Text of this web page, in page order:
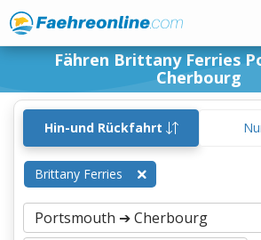
Fähren Brittany Ferries
Cherbourg
Hin-und Rückfahrt
Brittany Ferries